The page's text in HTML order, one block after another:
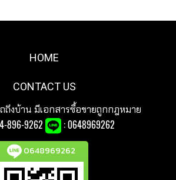
HOME
CONTACT US
ถึงบ้าน มีเอกสารซื้อขายถูกกฎหมาย
896-9262 : 0648969262
0648969262